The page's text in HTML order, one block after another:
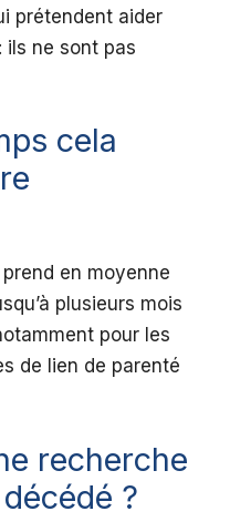
prétendent aider
ils ne sont pas
cela
en moyenne
plusieurs mois
pour les
de lien de parenté
recherche
?